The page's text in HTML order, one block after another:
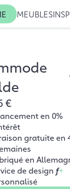
MEUBLES
€
en 0%
gratuite en
en
de design f+